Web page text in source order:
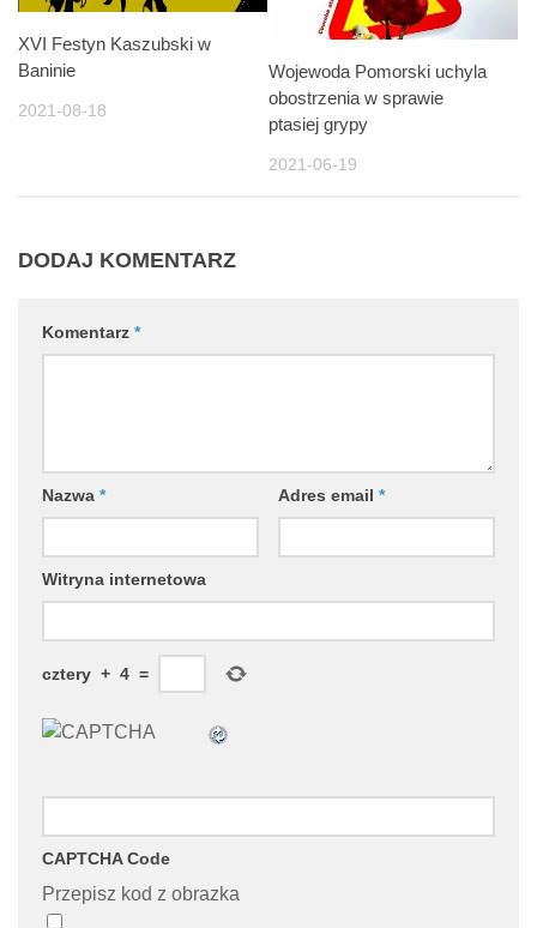
XVI Festyn Kaszubski w
Baninie
2021-08-18
Wojewoda Pomorski uchyla
obostrzenia w sprawie
ptasiej grypy
2021-06-19
DODAJ KOMENTARZ
Komentarz *
Nazwa * Adres email *
Witryna internetowa
cztery + 4 =
CAPTCHA Code
Przepisz kod z obrazka